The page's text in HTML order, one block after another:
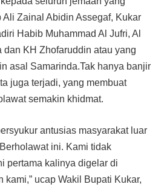
Ali Zainal Abidin Assegaf, Kukar
Habib Muhammad Al Jufri, Al
dan KH Zhofaruddin atau yang
asal Samarinda.Tak hanya banjir
juga terjadi, yang membuat
semakin khidmat.
antusias masyarakat luar
ini. Kami tidak
pertama kalinya digelar di
kami,” ucap Wakil Bupati Kukar,